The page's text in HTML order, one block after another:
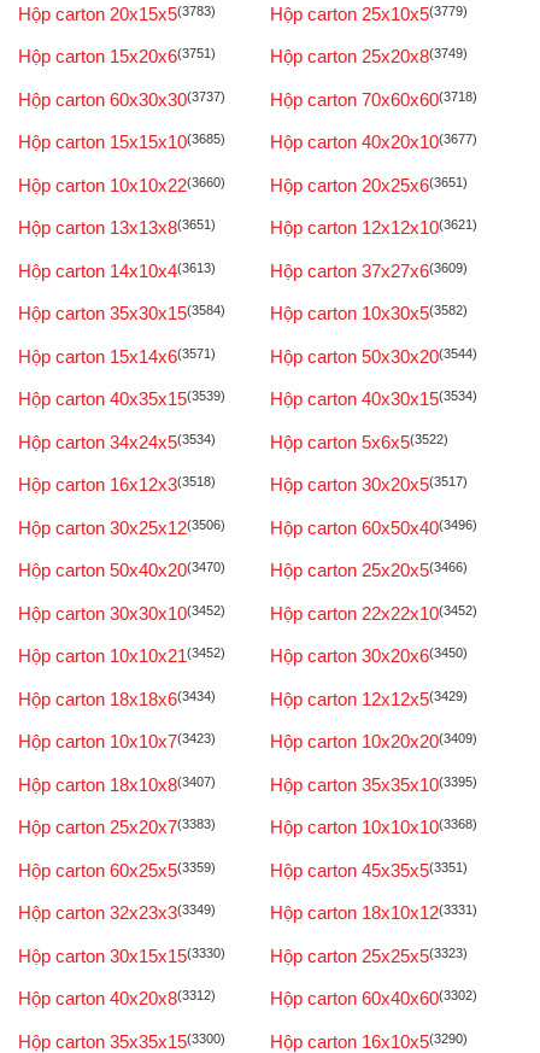
Hộp carton 20x15x5(3783) Hộp carton 25x10x5(3779)
Hộp carton 15x20x6(3751) Hộp carton 25x20x8(3749)
Hộp carton 60x30x30(3737) Hộp carton 70x60x60(3718)
Hộp carton 15x15x10(3685) Hộp carton 40x20x10(3677)
Hộp carton 10x10x22(3660) Hộp carton 20x25x6(3651)
Hộp carton 13x13x8(3651) Hộp carton 12x12x10(3621)
Hộp carton 14x10x4(3613) Hộp carton 37x27x6(3609)
Hộp carton 35x30x15(3584) Hộp carton 10x30x5(3582)
Hộp carton 15x14x6(3571) Hộp carton 50x30x20(3544)
Hộp carton 40x35x15(3539) Hộp carton 40x30x15(3534)
Hộp carton 34x24x5(3534) Hộp carton 5x6x5(3522)
Hộp carton 16x12x3(3518) Hộp carton 30x20x5(3517)
Hộp carton 30x25x12(3506) Hộp carton 60x50x40(3496)
Hộp carton 50x40x20(3470) Hộp carton 25x20x5(3466)
Hộp carton 30x30x10(3452) Hộp carton 22x22x10(3452)
Hộp carton 10x10x21(3452) Hộp carton 30x20x6(3450)
Hộp carton 18x18x6(3434) Hộp carton 12x12x5(3429)
Hộp carton 10x10x7(3423) Hộp carton 10x20x20(3409)
Hộp carton 18x10x8(3407) Hộp carton 35x35x10(3395)
Hộp carton 25x20x7(3383) Hộp carton 10x10x10(3368)
Hộp carton 60x25x5(3359) Hộp carton 45x35x5(3351)
Hộp carton 32x23x3(3349) Hộp carton 18x10x12(3331)
Hộp carton 30x15x15(3330) Hộp carton 25x25x5(3323)
Hộp carton 40x20x8(3312) Hộp carton 60x40x60(3302)
Hộp carton 35x35x15(3300) Hộp carton 16x10x5(3290)